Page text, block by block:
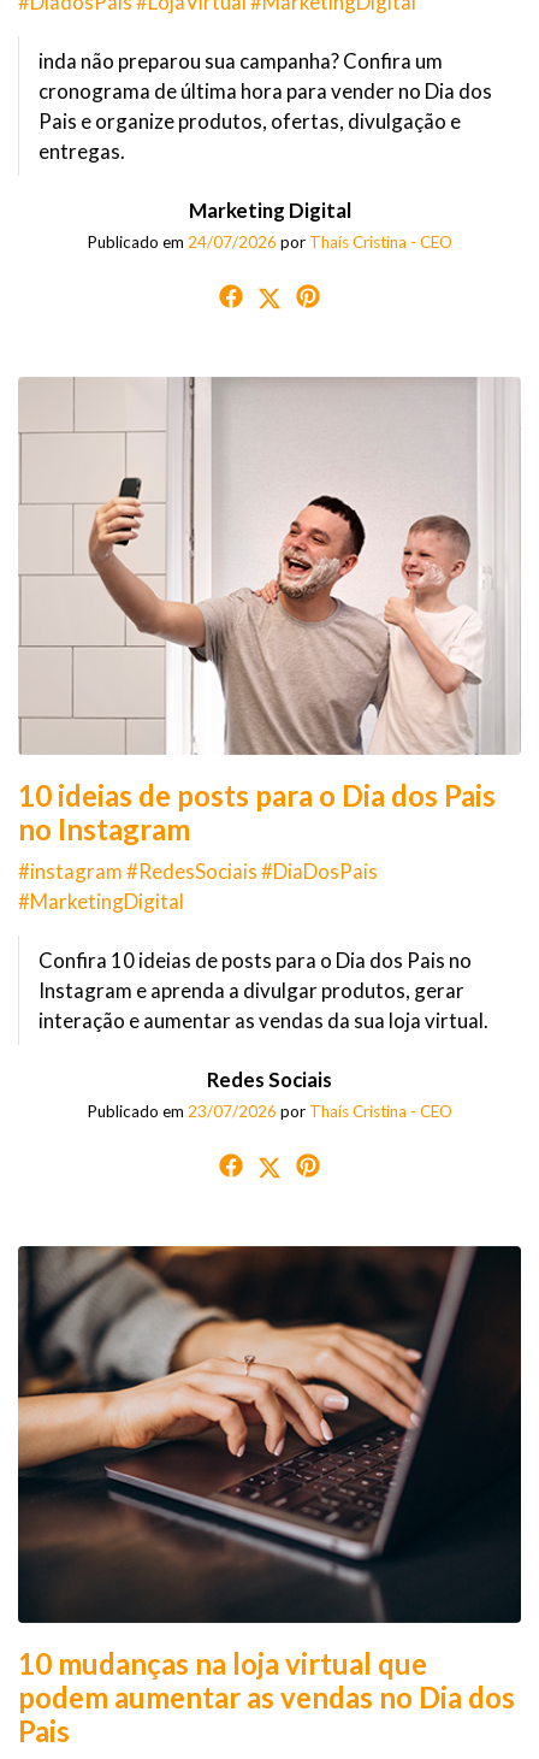
inda não preparou sua campanha? Confira um
cronograma de última hora para vender no Dia dos
Pais e organize produtos, ofertas, divulgação e
entregas.
Marketing Digital
Publicado em 24/07/2026 por Thaís Cristina - CEO
10 ideias de posts para o Dia dos Pais
no Instagram
#instagram #RedesSociais #DiaDosPais
#MarketingDigital
Confira 10 ideias de posts para o Dia dos Pais no
Instagram e aprenda a divulgar produtos, gerar
interação e aumentar as vendas da sua loja virtual.
Redes Sociais
Publicado em 23/07/2026 por Thaís Cristina - CEO
10 mudanças na loja virtual que
podem aumentar as vendas no Dia dos
Pais